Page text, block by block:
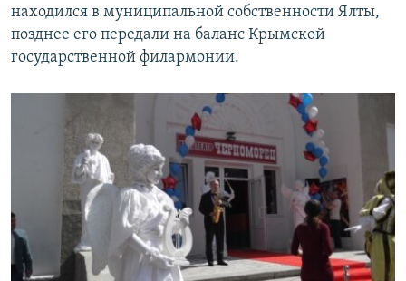
находился в муниципальной собственности Ялты,
позднее его передали на баланс Крымской
государственной филармонии.